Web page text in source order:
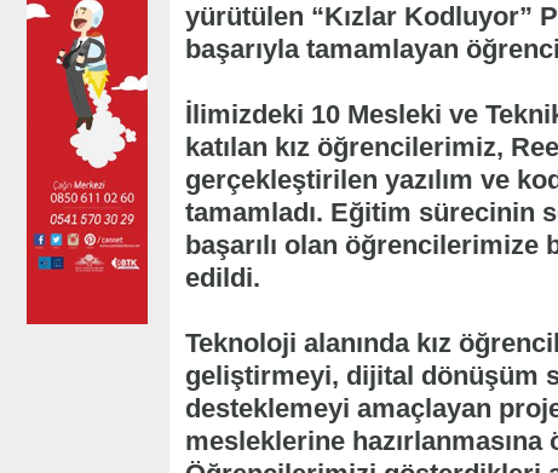
yürütülen “Kızlar Kodluyor”
başarıyla tamamlayan
İlimizdeki 10 Mesleki ve
katılan kız öğrencilerimiz,
gerçekleştirilen yazılım ve
tamamladı. Eğitim sürecinin
başarılı olan
edildi.
Teknoloji alanında kız
geliştirmeyi, dijital dönüşüm
desteklemeyi amaçlayan
mesleklerine